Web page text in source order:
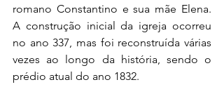
romano Constantino e sua mãe Elena.
A construção inicial da igreja ocorreu
no ano 337, mas foi reconstruída várias
vezes ao longo da história, sendo o
prédio atual do ano 1832.